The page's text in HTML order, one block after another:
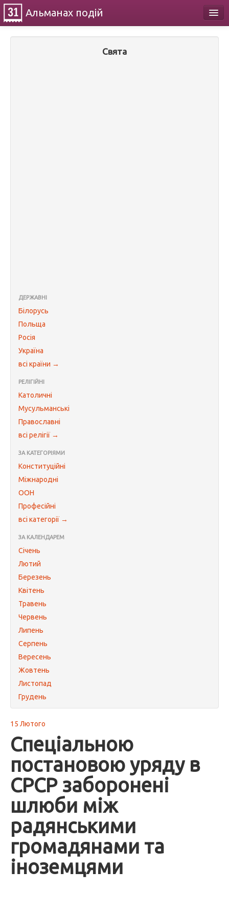
Альманах подій
Свята
ДЕРЖАВНІ
Білорусь
Польща
Росія
Україна
всі країни →
РЕЛІГІЙНІ
Католичні
Мусульманські
Православні
всі релігії →
ЗА КАТЕГОРІЯМИ
Конституційні
Міжнародні
ООН
Професійні
всі категорії →
ЗА КАЛЕНДАРЕМ
Січень
Лютий
Березень
Квітень
Травень
Червень
Липень
Серпень
Вересень
Жовтень
Листопад
Грудень
15 Лютого
Спеціальною
постановою уряду в
СРСР заборонені
шлюби між
радянськими
громадянами та
іноземцями